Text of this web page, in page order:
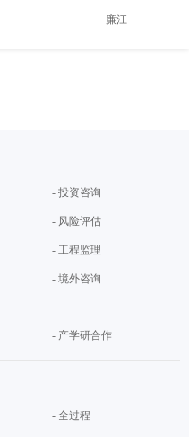
廉江
- 投资咨询
- 风险评估
- 工程监理
- 境外咨询
- 产学研合作
- 全过程